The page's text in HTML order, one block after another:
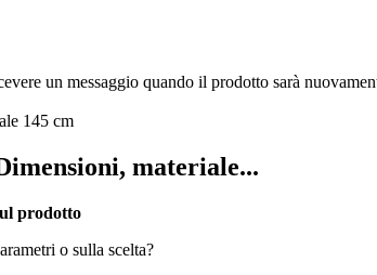
un messaggio quando il prodotto sarà
145 cm
materiale...
prodotto
o sulla scelta?